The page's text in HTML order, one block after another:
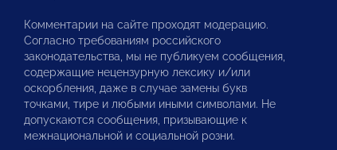
Комментарии на сайте проходят модерацию.
Согласно требованиям российского
законодательства, мы не публикуем сообщения,
содержащие нецензурную лексику и/или
оскорбления, даже в случае замены букв
точками, тире и любыми иными символами. Не
допускаются сообщения, призывающие к
межнациональной и социальной розни.